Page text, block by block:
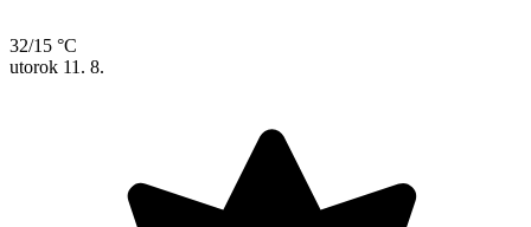
32/15 °C
utorok 11. 8.